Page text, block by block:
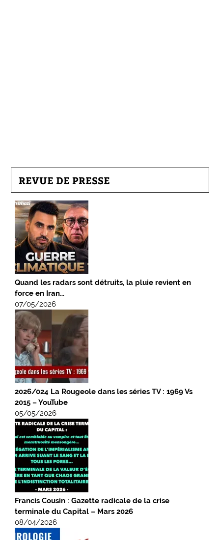
REVUE DE PRESSE
Quand les radars sont détruits, la pluie revient en
force en Iran…
07/05/2026
2026/024 La Rougeole dans les séries TV : 1969 Vs
2015 – YouTube
05/05/2026
Francis Cousin : Gazette radicale de la crise
terminale du Capital – Mars 2026
08/04/2026